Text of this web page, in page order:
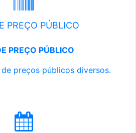
PREÇO PÚBLICO
PREÇO PÚBLICO
preços públicos diversos.